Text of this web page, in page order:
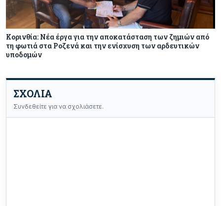
Κορινθία: Νέα έργα για την αποκατάσταση των ζημιών από
τη φωτιά στα Ροζενά και την ενίσχυση των αρδευτικών
υποδομών
ΣΧΟΛΙΑ
Συνδεθείτε για να σχολιάσετε.